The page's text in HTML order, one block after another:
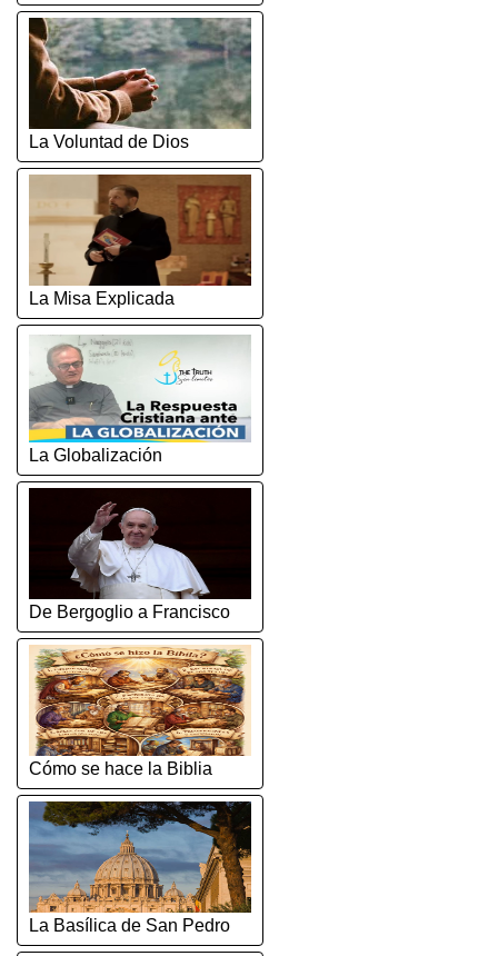
La Voluntad de Dios
La Misa Explicada
La Globalización
De Bergoglio a Francisco
Cómo se hace la Biblia
La Basílica de San Pedro